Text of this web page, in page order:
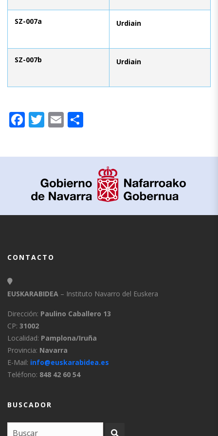
SZ-007a Urdiain
SZ-007b Urdiain
Facebook
Twitter
Email
CONTACTO
EUSKARABIDEA – Instituto Navarro del Euskera
Dirección: Paulino Caballero 13
CP: 31002
Localidad: Pamplona/Iruña
Provincia: Navarra
E-Mail: info@euskarabidea.es
Teléfono: 848 42 60 54
BUSCADOR